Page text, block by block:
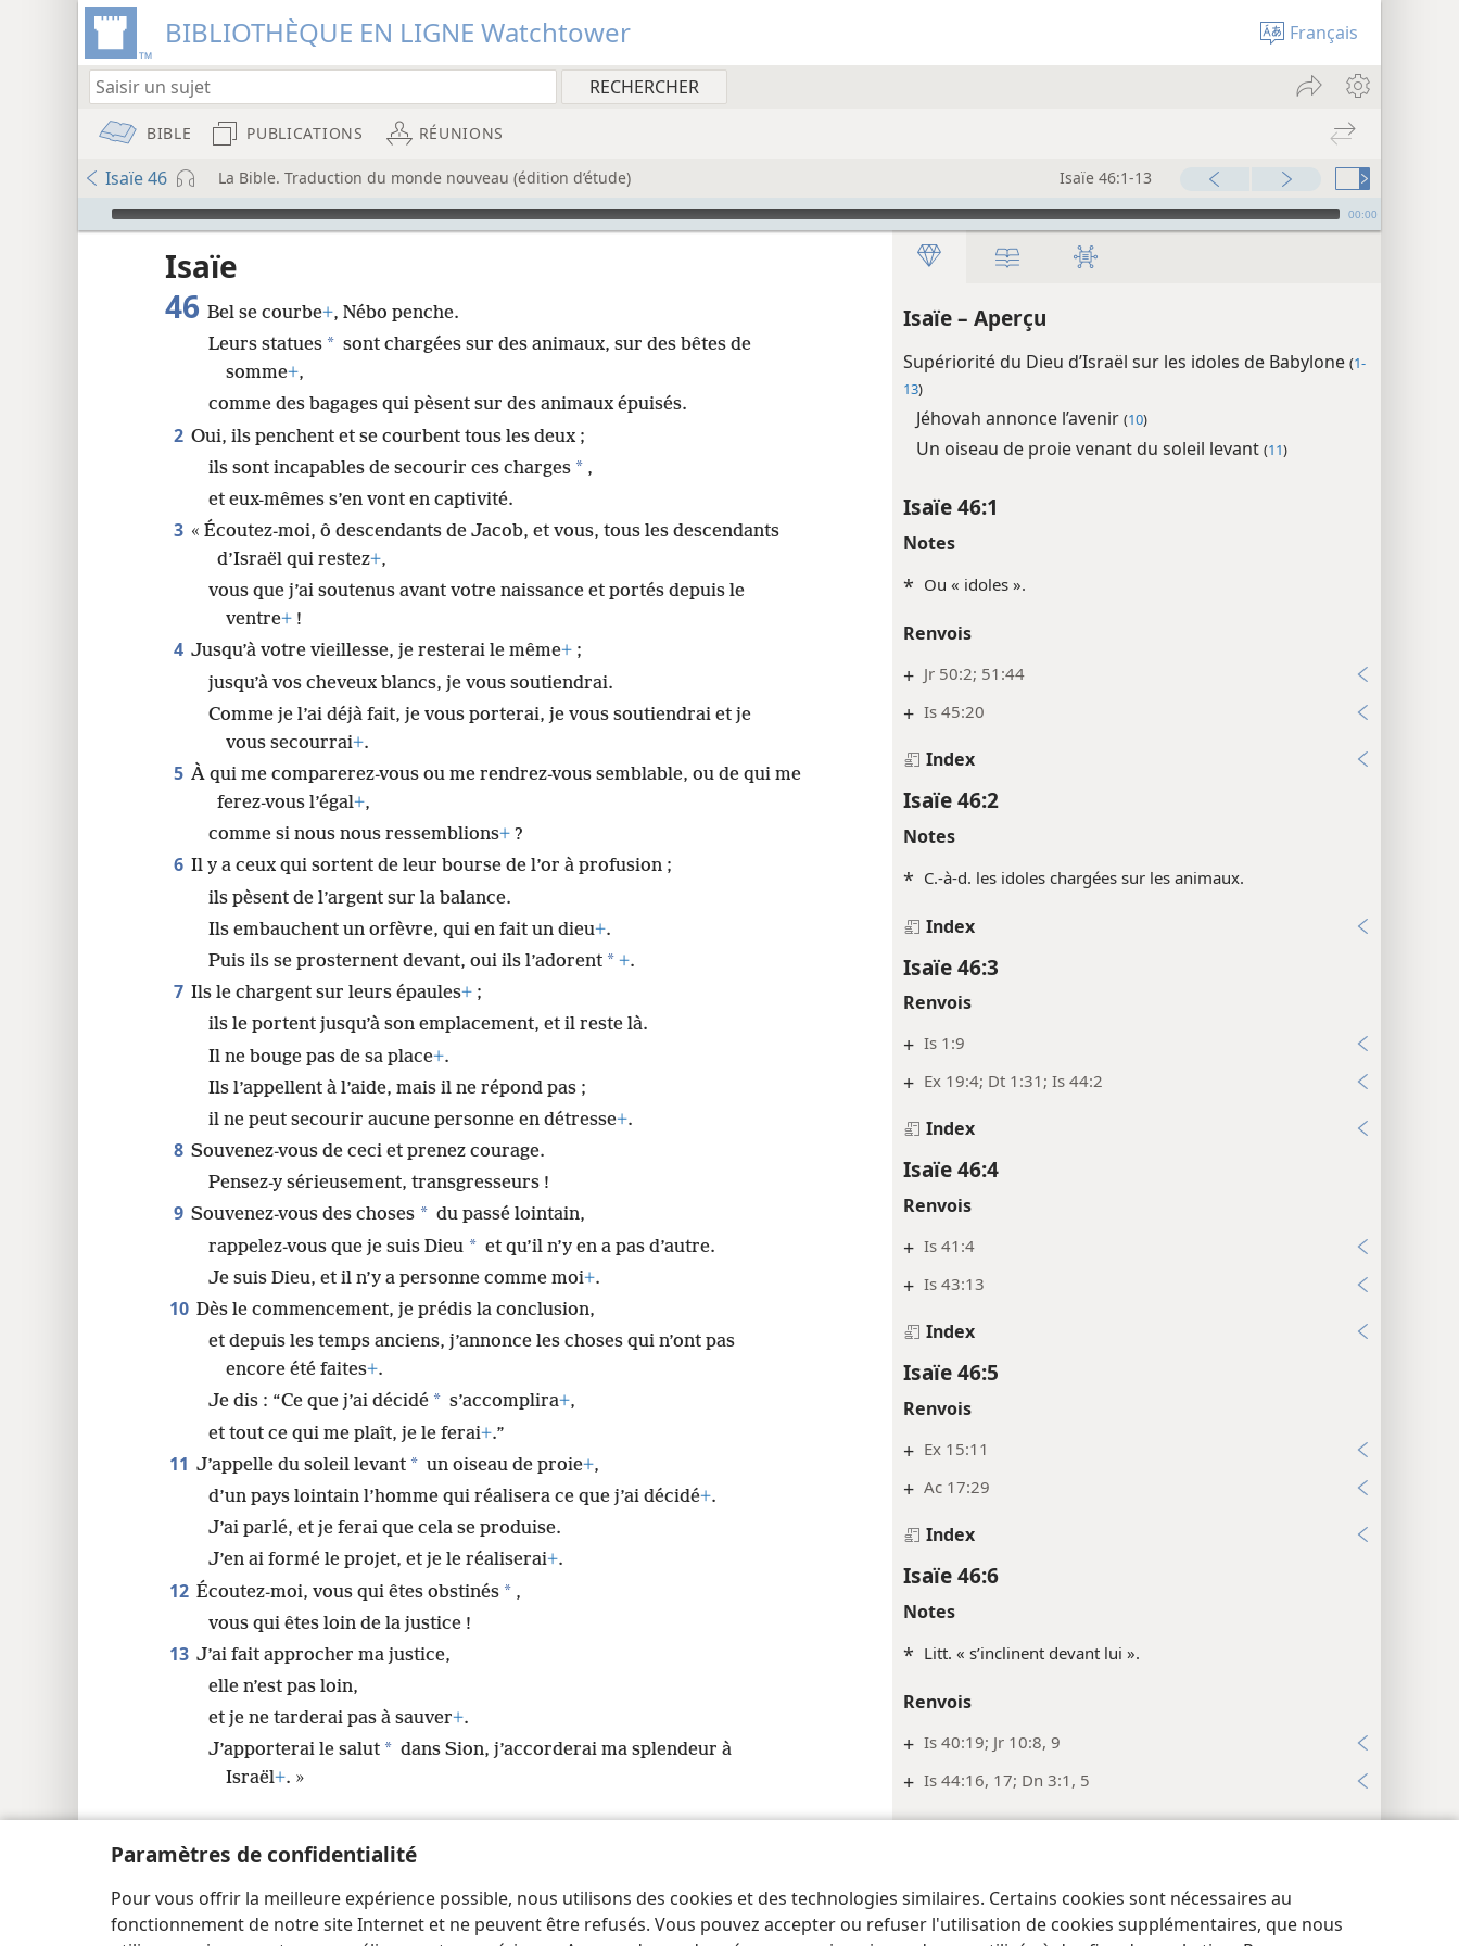
Paramètres de confidentialité
Pour vous offrir la meilleure expérience possible, nous utilisons des cookies et des technologies similaires. Certains cookies sont nécessaires au
fonctionnement de notre site Internet et ne peuvent être refusés. Vous pouvez accepter ou refuser l'utilisation de cookies supplémentaires, que nous
BIBLIOTHÈQUE EN LIGNE Watchtower Français
BIBLE PUBLICATIONS RÉUNIONS
Isaïe 46 La Bible. Traduction du monde nouveau (édition d’étude) Isaïe 46:1-13
Audio Player 00:00
Isaïe – Aperçu
Supériorité du Dieu d’Israël sur les idoles de Babylone (1-
13)
Jéhovah annonce l’avenir (10)
Un oiseau de proie venant du soleil levant (11)
Isaïe 46:1
Notes
* Ou « idoles ».
Renvois
+ Jr 50:2; 51:44
+ Is 45:20
Index
Isaïe 46:2
Notes
* C.-à-d. les idoles chargées sur les animaux.
Index
Isaïe 46:3
Renvois
+ Is 1:9
+ Ex 19:4; Dt 1:31; Is 44:2
Index
Isaïe 46:4
Renvois
+ Is 41:4
+ Is 43:13
Index
Isaïe 46:5
Renvois
+ Ex 15:11
+ Ac 17:29
Index
Isaïe 46:6
Notes
* Litt. « s’inclinent devant lui ».
Renvois
+ Is 40:19; Jr 10:8, 9
+ Is 44:16, 17; Dn 3:1, 5
Index
Renvois
Isaïe
46 Bel se courbe+, Nébo penche.
Leurs statues * sont chargées sur des animaux, sur des bêtes de
somme+,
comme des bagages qui pèsent sur des animaux épuisés.
2 Oui, ils penchent et se courbent tous les deux ;
ils sont incapables de secourir ces charges * ,
et eux-mêmes s’en vont en captivité.
3 « Écoutez-moi, ô descendants de Jacob, et vous, tous les descendants
d’Israël qui restez+,
vous que j’ai soutenus avant votre naissance et portés depuis le
ventre+ !
4 Jusqu’à votre vieillesse, je resterai le même+ ;
jusqu’à vos cheveux blancs, je vous soutiendrai.
Comme je l’ai déjà fait, je vous porterai, je vous soutiendrai et je
vous secourrai+.
5 À qui me comparerez-vous ou me rendrez-vous semblable, ou de qui me
ferez-vous l’égal+,
comme si nous nous ressemblions+ ?
6 Il y a ceux qui sortent de leur bourse de l’or à profusion ;
ils pèsent de l’argent sur la balance.
Ils embauchent un orfèvre, qui en fait un dieu+.
Puis ils se prosternent devant, oui ils l’adorent * +.
7 Ils le chargent sur leurs épaules+ ;
ils le portent jusqu’à son emplacement, et il reste là.
Il ne bouge pas de sa place+.
Ils l’appellent à l’aide, mais il ne répond pas ;
il ne peut secourir aucune personne en détresse+.
8 Souvenez-vous de ceci et prenez courage.
Pensez-y sérieusement, transgresseurs !
9 Souvenez-vous des choses * du passé lointain,
rappelez-vous que je suis Dieu * et qu’il n’y en a pas d’autre.
Je suis Dieu, et il n’y a personne comme moi+.
10 Dès le commencement, je prédis la conclusion,
et depuis les temps anciens, j’annonce les choses qui n’ont pas
encore été faites+.
Je dis : “Ce que j’ai décidé * s’accomplira+,
et tout ce qui me plaît, je le ferai+.”
11 J’appelle du soleil levant * un oiseau de proie+,
d’un pays lointain l’homme qui réalisera ce que j’ai décidé+.
J’ai parlé, et je ferai que cela se produise.
J’en ai formé le projet, et je le réaliserai+.
12 Écoutez-moi, vous qui êtes obstinés * ,
vous qui êtes loin de la justice !
13 J’ai fait approcher ma justice,
elle n’est pas loin,
et je ne tarderai pas à sauver+.
J’apporterai le salut * dans Sion, j’accorderai ma splendeur à
Israël+. »
Copyright© 2026 Watch Tower Bible and Tract Society of Pennsylvania Conditions d’utilisation Règles de confidentialité Paramètres de confidentialité JW.ORG Se connecter